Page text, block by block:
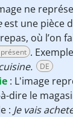
ne
est une pièce
où l’on
.
DE
: L'image
dire le
: Je vais